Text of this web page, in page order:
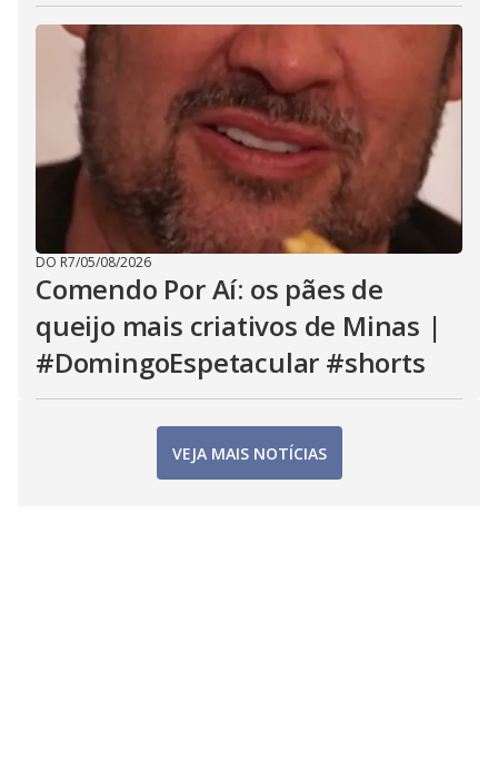
DO R7/05/08/2026
Comendo Por Aí: os pães de
queijo mais criativos de Minas |
#DomingoEspetacular #shorts
VEJA MAIS NOTÍCIAS